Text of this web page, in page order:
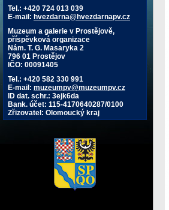
Tel.: +420 724 013 039
E-mail: hvezdarna@hvezdarnapv.cz
Muzeum a galerie v Prostějově,
příspěvková organizace
Nám. T. G. Masaryka 2
796 01 Prostějov
IČO: 00091405
Tel.: +420 582 330 991
E-mail: muzeumpv@muzeumpv.cz
ID dat. schr.: 3ejk6da
Bank. účet: 115-4170640287/0100
Zřizovatel: Olomoucký kraj